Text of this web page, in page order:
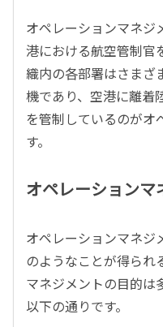
オペレーションマネジ
港における航空管制官
織内の各部署はさまざ
機であり、空港に離着
を管制しているのがオ
す。
オペレーション
オペレーションマネジ
のようなことが得られ
マネジメントの目的は
以下の通りです。